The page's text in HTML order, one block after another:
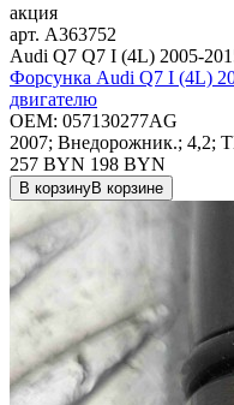
акция
арт. A363752
Audi Q7 Q7 I (4L) 2005-
Форсунка Audi Q7 I (4L)
двигателю
OEM: 057130277AG
2007; Внедорожник.; 4,2;
257 BYN 198 BYN
В корзинуВ корзине